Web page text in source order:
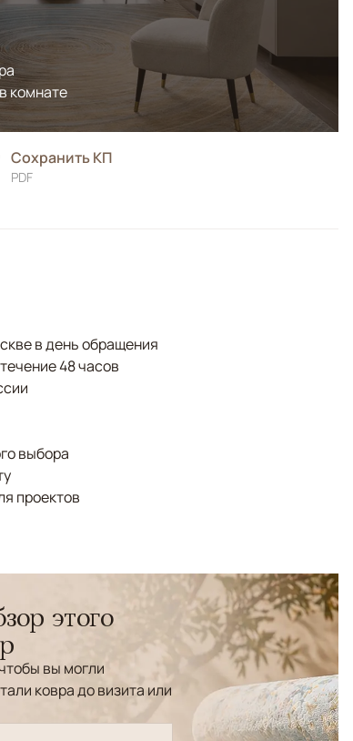
комнате
Сохранить КП
PDF
в день обращения
48 часов
выбора
проектов
этого
вы могли
ковра до визита или